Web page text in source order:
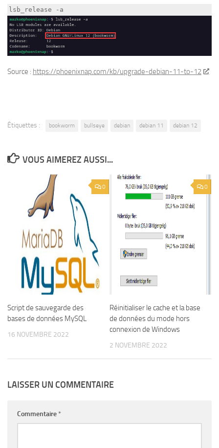
lsb_release -a
Source : https://phoenixnap.com/kb/upgrade-debian-11-to-12
Étiquettes : bookworm bullseye debian debian 11 debian 12
VOUS AIMEREZ AUSSI...
0
Script de sauvegarde des
bases de données MySQL
16 NOVEMBRE 2022
0
Réinitialiser le cache et la base
de données du mode hors
connexion de Windows
2 NOVEMBRE 2022
LAISSER UN COMMENTAIRE
Commentaire *